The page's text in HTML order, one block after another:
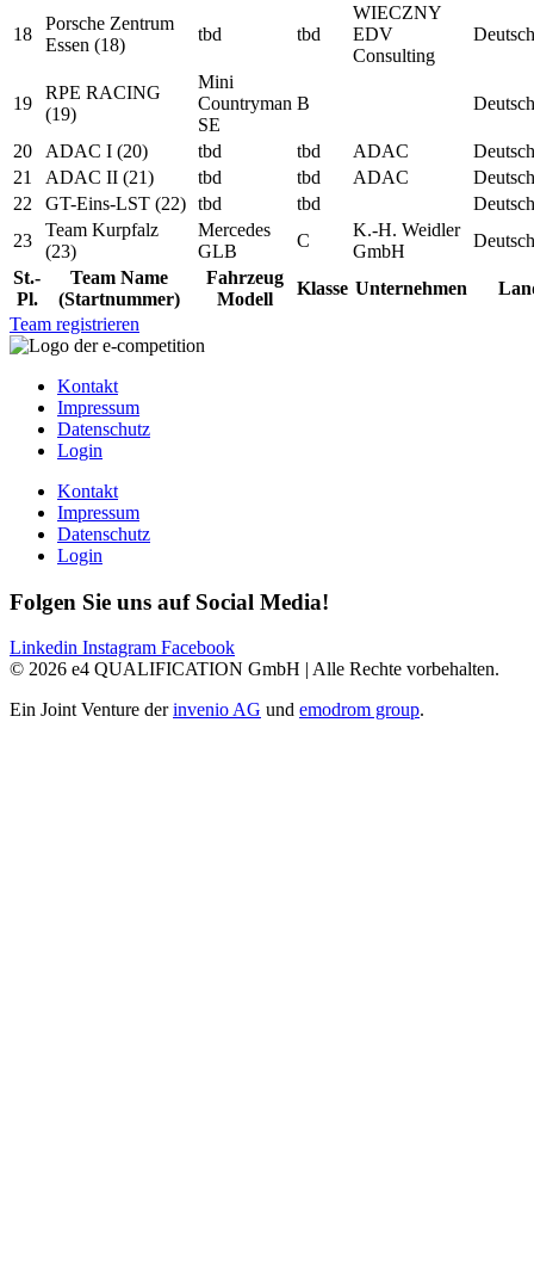
18
Porsche Zentrum
Essen (18)
tbd tbd
WIECZNY
EDV
Consulting
19
RPE RACING
(19)
Mini
Countryman
SE
B
20 ADAC I (20) tbd tbd ADAC
21
ADAC II (21) tbd tbd ADAC
22
GT-Eins-LST (22) tbd tbd
23
Team Kurpfalz
(23)
Mercedes
GLB
C
K.-H. Weidler
GmbH
St.-
Pl.
Team Name
(Startnummer)
Fahrzeug
Modell
Klasse Unternehmen
Team registrieren
Kontakt
Impressum
Datenschutz
Login
Kontakt
Impressum
Datenschutz
Login
Folgen Sie uns auf Social Media!
Linkedin Instagram Facebook
© 2026 e4 QUALIFICATION GmbH | Alle Rechte vorbehalten.
Ein Joint Venture derinvenio AG und emodrom group.